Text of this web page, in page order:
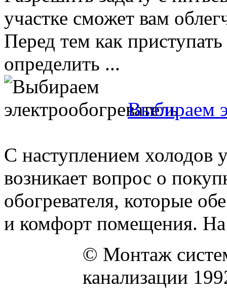
участке сможет вам
Перед тем как
определить ...
Выбираем
С наступлением холодов
возникает вопрос о
обогревателя, которые
и комфорт помещения.
© Монтаж
канализации